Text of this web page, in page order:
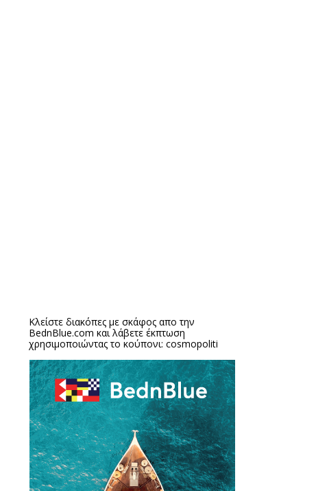
Κλείστε διακόπες με σκάφος απο την
BednBlue.com και λάβετε έκπτωση
χρησιμοποιώντας το κούπονι: cosmopoliti